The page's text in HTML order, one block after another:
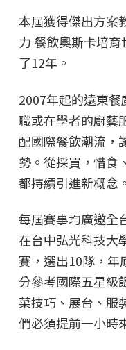
本屆獲得傑出方案
力 餐飲奧斯卡培
了12年。
2007年起的遠東
職或在學者的廚藝
配國際餐飲潮流，
勢。從採買，惜食
都持續引進新概念。
每屆賽事均廣邀全
在台中弘光科技大
賽，選出10隊，年
分參考國際五星級
菜技巧、展台、服
們必須提前一小時